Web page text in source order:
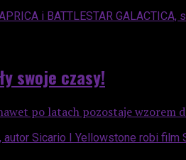
swoje czasy!
po latach pozostaje wzorem